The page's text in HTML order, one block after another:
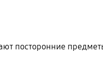
посторонние